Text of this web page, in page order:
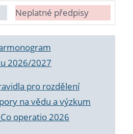
Neplatné předpisy
2026/2027
pro rozdělení
na vědu a výzkum
operatio 2026